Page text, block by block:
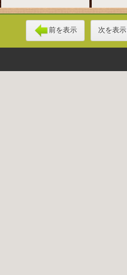
前を表示 次を表示